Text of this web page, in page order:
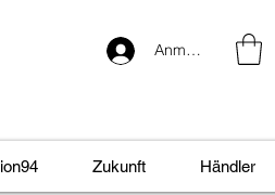
Anmelden
Zukunft Händler